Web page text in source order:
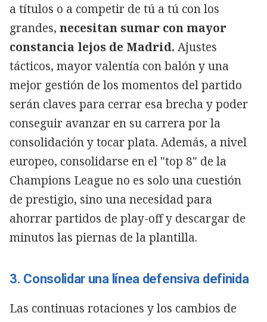
a títulos o a competir de tú a tú con los
grandes, necesitan sumar con mayor
constancia lejos de Madrid. Ajustes
tácticos, mayor valentía con balón y una
mejor gestión de los momentos del partido
serán claves para cerrar esa brecha y poder
conseguir avanzar en su carrera por la
consolidación y tocar plata. Además, a nivel
europeo, consolidarse en el "top 8" de la
Champions League no es solo una cuestión
de prestigio, sino una necesidad para
ahorrar partidos de play-off y descargar de
minutos las piernas de la plantilla.
3. Consolidar una línea defensiva definida
Las continuas rotaciones y los cambios de